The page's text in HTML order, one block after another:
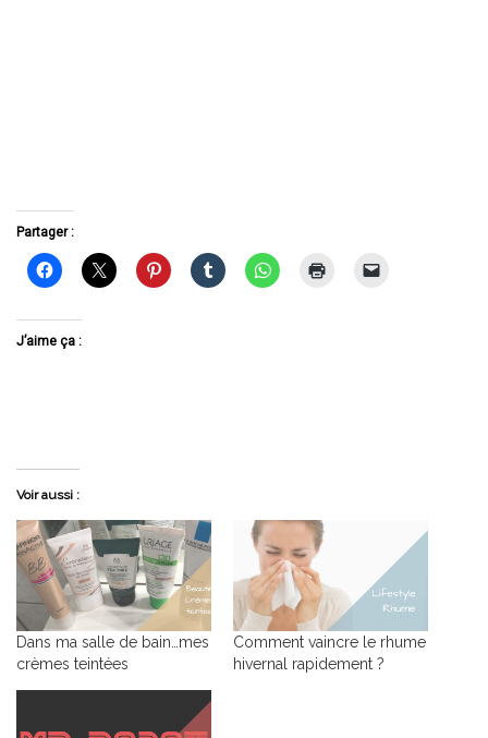
Partager :
J’aime ça :
Voir aussi :
Dans ma salle de bain…mes
crèmes teintées
Comment vaincre le rhume
hivernal rapidement ?